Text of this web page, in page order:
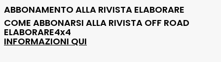
ABBONAMENTO ALLA RIVISTA ELABORARE
COME ABBONARSI ALLA RIVISTA OFF ROAD
ELABORARE4x4
INFORMAZIONI QUI